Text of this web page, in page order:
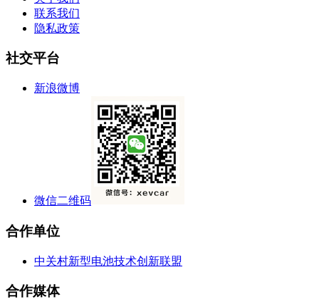
联系我们
隐私政策
社交平台
新浪微博
微信二维码
合作单位
中关村新型电池技术创新联盟
合作媒体